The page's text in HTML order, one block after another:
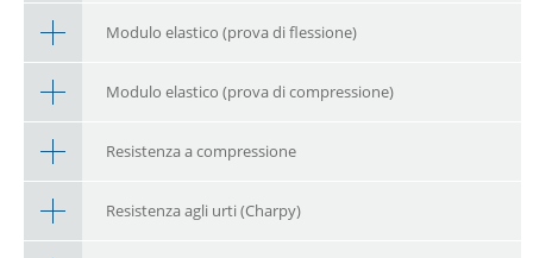
Modulo elastico (prova di flessione)
Modulo elastico (prova di compressione)
Resistenza a compressione
Resistenza agli urti (Charpy)